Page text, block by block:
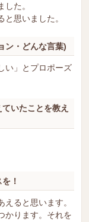
た。
思いました。
ン・どんな言葉)
い」とプロポーズ
いたことを教え
！
ると思います。
かります。それを